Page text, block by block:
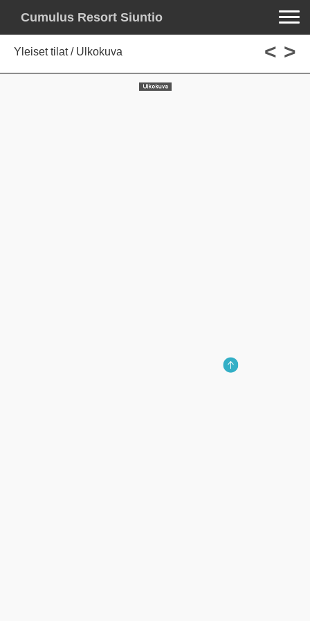
Cumulus Resort Siuntio
>
<
Yleiset tilat / Ulkokuva